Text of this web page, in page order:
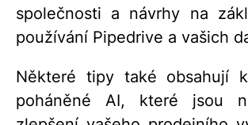
společnosti a návrhy na
používání Pipedrive a vašich
Některé tipy také obsahují
poháněné AI, které jsou